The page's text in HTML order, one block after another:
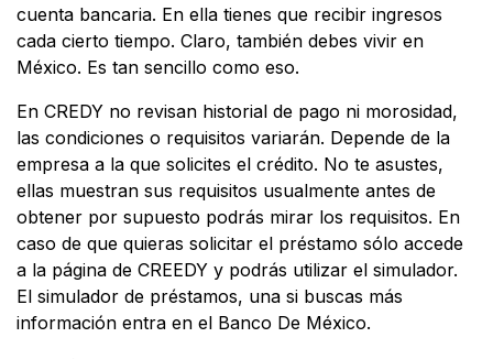
cuenta bancaria. En ella tienes que recibir ingresos
cada cierto tiempo. Claro, también debes vivir en
México. Es tan sencillo como eso.
En CREDY no revisan historial de pago ni morosidad,
las condiciones o requisitos variarán. Depende de la
empresa a la que solicites el crédito. No te asustes,
ellas muestran sus requisitos usualmente antes de
obtener por supuesto podrás mirar los requisitos. En
caso de que quieras solicitar el préstamo sólo accede
a la página de CREEDY y podrás utilizar el simulador.
El simulador de préstamos, una si buscas más
información entra en el Banco De México.